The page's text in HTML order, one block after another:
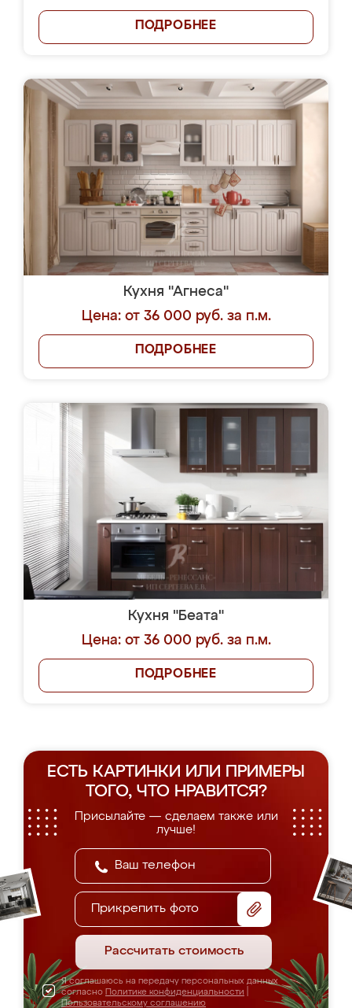
ПОДРОБНЕЕ
Кухня "Агнеса"
Цена: от 36 000 руб. за п.м.
ПОДРОБНЕЕ
Кухня "Беата"
Цена: от 36 000 руб. за п.м.
ПОДРОБНЕЕ
ЕСТЬ КАРТИНКИ ИЛИ ПРИМЕРЫ
ТОГО, ЧТО НРАВИТСЯ?
Присылайте — сделаем также или
лучше!
Прикрепить фото
Рассчитать стоимость
Я соглашаюсь на передачу персональных данных
согласно Политике конфиденциальности
Пользовательскому соглашению